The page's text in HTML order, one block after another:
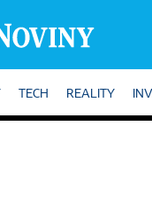
TECH REALITY